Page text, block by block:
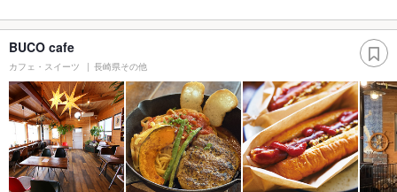
BUCO cafe
カフェ・スイーツ 長崎県その他